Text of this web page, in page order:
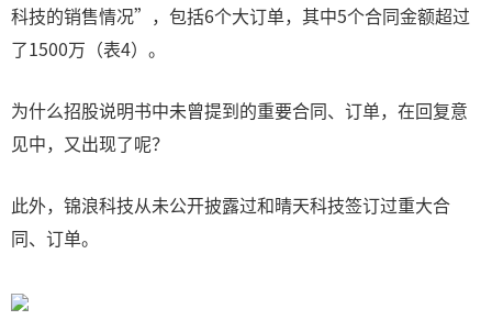
科技的销售情况”，包括6个大订单，其中5个合同金额超过
了1500万（表4）。
为什么招股说明书中未曾提到的重要合同、订单，在回复意
见中，又出现了呢？
此外，锦浪科技从未公开披露过和晴天科技签订过重大合
同、订单。